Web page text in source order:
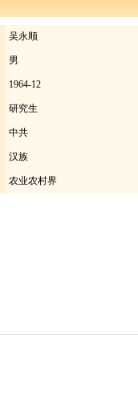
吴永顺
男
1964-12
研究生
中共
汉族
农业农村界